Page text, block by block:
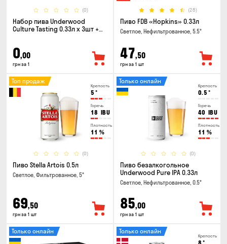
(0)
Набор пива Underwood
Culture Tasting 0.33л x 3шт +
0,00
грн за 1
(28)
Пиво FDB «Hopkins» 0.33л
Светлое, Нефильтрованное, 5.5°
47,50
грн за 1 шт
Крепость
5 °
Горечь
18 IBU
Плотность
11 %
(0)
Топ продаж
Пиво Stella Artois 0.5л
Светлое, Фильтрованное, 5°
69,50
грн за 1 шт
Крепость
0.5 °
Горечь
40 IBU
Плотность
11 %
(0)
Только онлайн
Пиво безалкогольное
Underwood Pure IPA 0.33л
Светлое, Нефильтрованное, 0.5°
85,00
грн за 1 шт
Только онлайн
Крепость
Только онлайн